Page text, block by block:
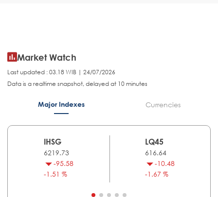
Market Watch
Last updated : 03.18 WIB | 24/07/2026
Data is a realtime snapshot, delayed at 10 minutes
Major Indexes Currencies
IHSG
6219.73
-95.58
-1.51 %
LQ45
616.64
-10.48
-1.67 %